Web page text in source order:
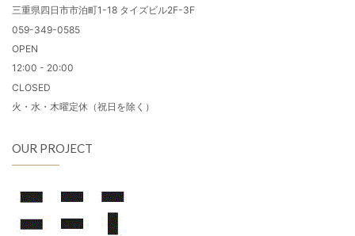
三重県四日市市泊町1-18 タイズビル2F-3F
059-349-0585
OPEN
12:00 - 20:00
CLOSED
火・水・木曜定休（祝日を除く）
OUR PROJECT